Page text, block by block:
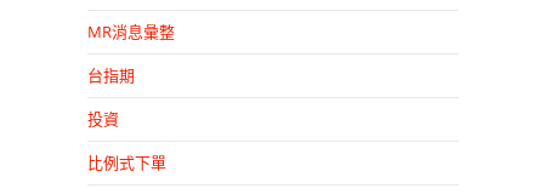
MR消息彙整
台指期
投資
比例式下單